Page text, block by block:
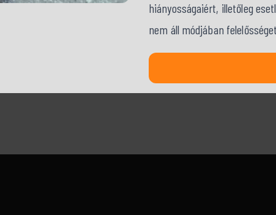
hiányosságaiért, illetőleg
nem áll módjában